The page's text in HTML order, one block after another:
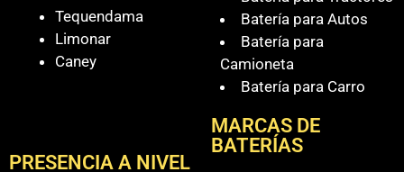
Tequendama
Limonar
Caney
PRESENCIA A NIVEL
Batería para Autos
Batería para
Camioneta
Batería para Carro
MARCAS DE
BATERÍAS